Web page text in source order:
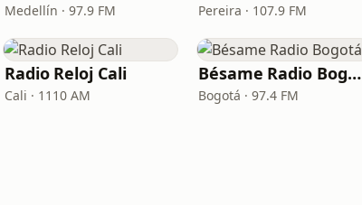
Medellín · 97.9 FM Pereira · 107.9 FM
Radio Reloj Cali
Cali · 1110 AM
Bésame Radio Bogotá
Bogotá · 97.4 FM